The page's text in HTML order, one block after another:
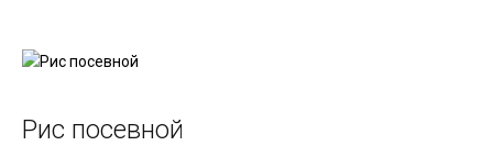
Телефон:
Рис посевной